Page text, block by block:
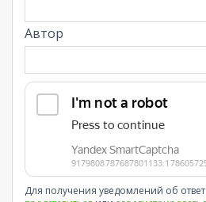
Автор
Для получения уведомлений об